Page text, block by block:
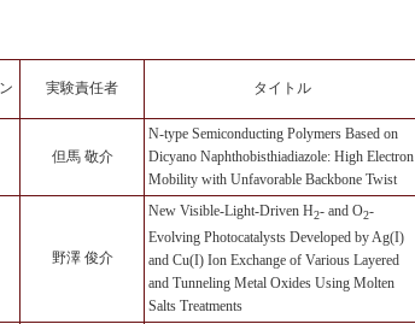
実験責任者 タイトル
但馬 敬介
N-type Semiconducting Polymers Based on
Dicyano Naphthobisthiadiazole: High Electron
Mobility with Unfavorable Backbone Twist
野澤 俊介
New Visible-Light-Driven H2- and O2-
Evolving Photocatalysts Developed by Ag(I)
and Cu(I) Ion Exchange of Various Layered
and Tunneling Metal Oxides Using Molten
Salts Treatments